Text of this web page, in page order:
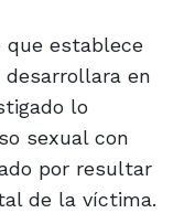
que establece
en
lo
sexual con
por resultar
de la víctima.